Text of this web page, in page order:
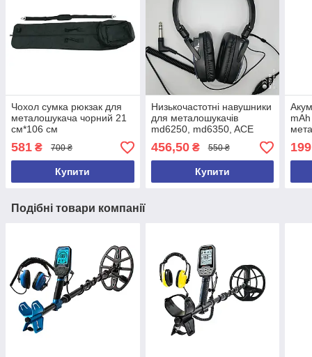
Чохол сумка рюкзак для
металошукача чорний 21
см*106 см
581 ₴ 700 ₴
Купити
Низькочастотні навушники
для металошукачів
md6250, md6350, ACE
250, ACE 350, ACE250,
ACE350, GARRET 2026 рік
456,50₴ 550 ₴
Купити
Подібні товари компанії